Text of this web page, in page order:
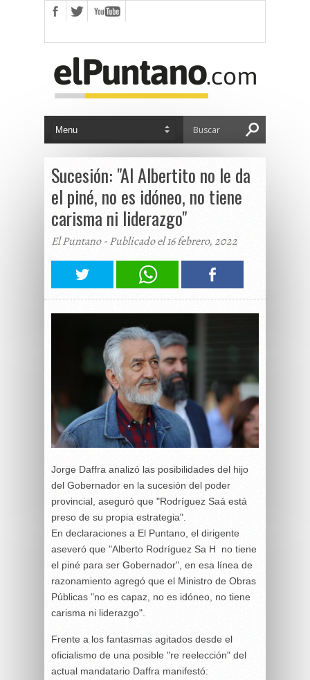
Sucesión: "Al Albertito no le da
el piné, no es idóneo, no tiene
carisma ni liderazgo"
El Puntano - Publicado el 16 febrero, 2022
Jorge Daffra analizó las posibilidades del hijo
del Gobernador en la sucesión del poder
provincial, aseguró que "Rodríguez Saá está
preso de su propia estrategia".
En declaraciones a El Puntano, el dirigente
aseveró que "Alberto Rodríguez Sa H no tiene
el piné para ser Gobernador", en esa línea de
razonamiento agregó que el Ministro de Obras
Públicas "no es capaz, no es idóneo, no tiene
carisma ni liderazgo".
Frente a los fantasmas agitados desde el
oficialismo de una posible "re reelección" del
actual mandatario Daffra manifestó: